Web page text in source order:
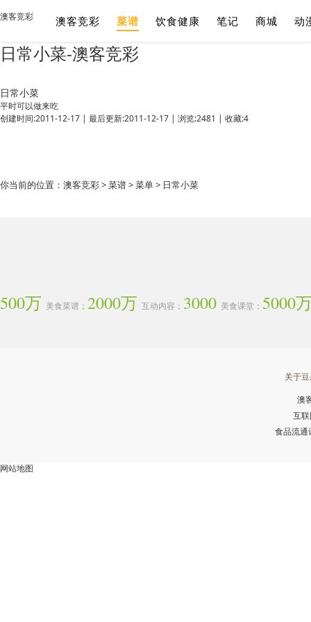
日常小菜-澳客竞彩
澳客竞彩 澳客竞彩 菜谱 饮食健康 笔记 商城 动
日常小菜
平时可以做来吃
创建时间:2011-12-17 | 最后更新:2011-12-17 | 浏览:2481 | 收藏:4
你当前的位置： 澳客竞彩>菜谱>菜单> 日常小菜
500万 美食菜谱； 2000万 互动内容； 3000 美食课堂； 5000
关于
澳
互
食品流
网站地图